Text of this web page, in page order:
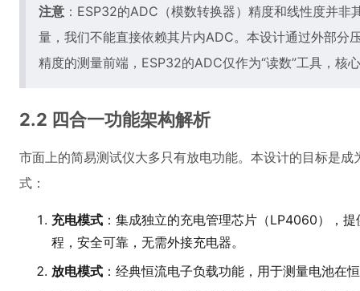
注意 ：ESP32的ADC（模数转换器）精度和线性度并
量，我们不能直接依赖其片内ADC。本设计通过外部分
精度的测量前端，ESP32的ADC仅作为“读数”工具，核
2.2 四合一功能架构解析
市面上的简易测试仪大多只有放电功能。本设计的目标是成
式：
充电模式 ：集成独立的充电管理芯片（LP4060），
程，安全可靠，无需外接充电器。
放电模式 ：经典恒流电子负载功能，用于测量电池在